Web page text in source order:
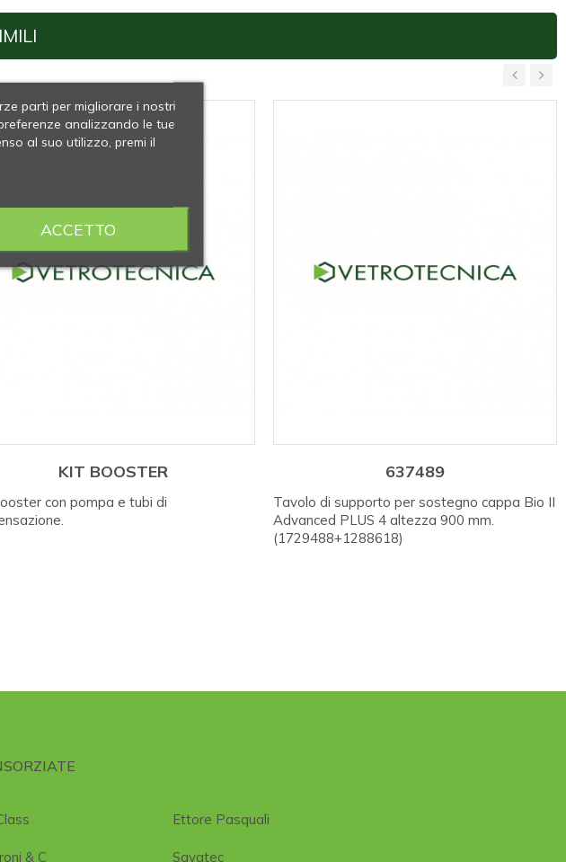
KIT BOOSTER
con pompa e tubi di
637489
Tavolo di supporto per sostegno cappa Bio II
Advanced PLUS 4 altezza 900 mm.
(1729488+1288618)
‹ ›
& C
Ettore Pasquali
Savatec
parti per migliorare i nostri
analizzando le tue
al suo utilizzo, premi il
ACCETTO